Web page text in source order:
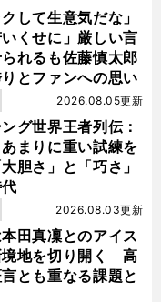
して生意気だな」
いくせに」厳しい言
れるも佐藤慎太郎
とファンへの思い
グ世界王者列伝：
まりに重い試練を
胆さ」と「巧さ」
2026.08.05更新
田真凜とのアイス
境地を切り開く 高
とも重なる課題と
2026.08.03更新